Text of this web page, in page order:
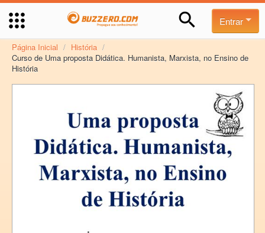
Entrar
Página Inicial / História /
Curso de Uma proposta Didática. Humanista, Marxista, no Ensino de
História